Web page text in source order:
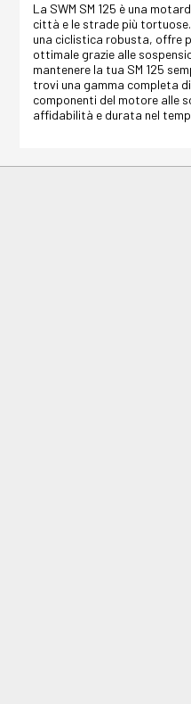
La SWM SM 125 è una
città e le strade più
una ciclistica robusta, offre
ottimale grazie alle
mantenere la tua SM 125
trovi una gamma completa
componenti del motore alle
affidabilità e durata nel